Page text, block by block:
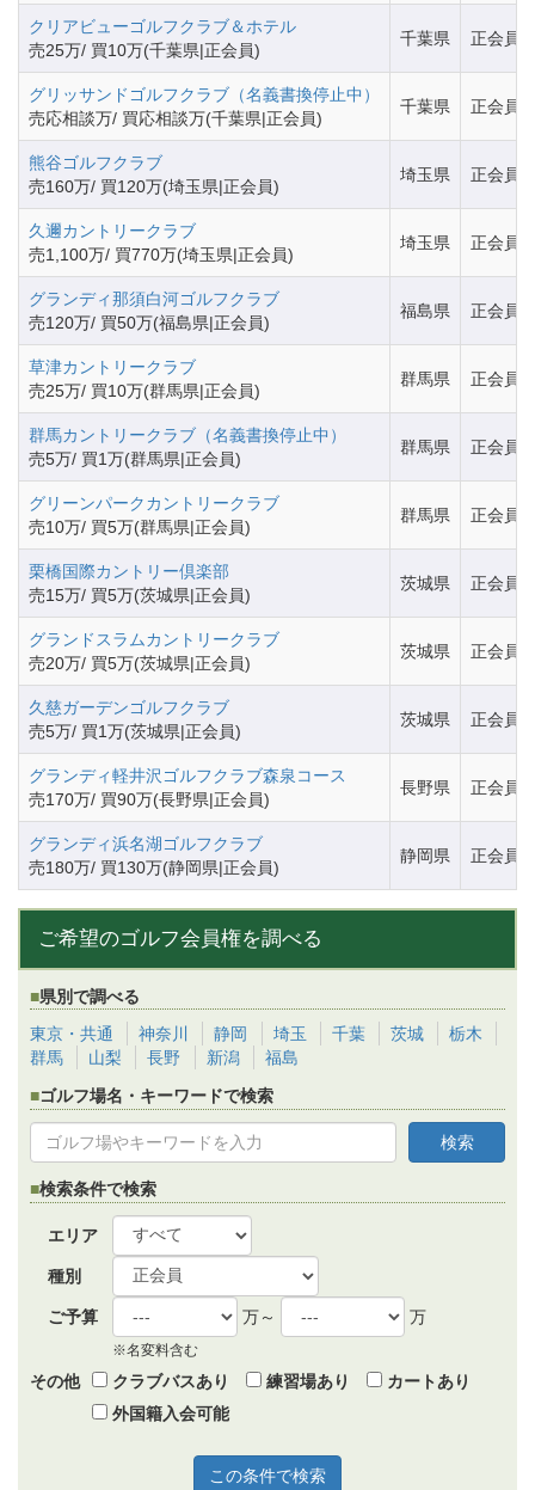
クリアビューゴルフクラブ＆ホテル
売25万/ 買10万(千葉県|正会員)
千葉県 正会員
グリッサンドゴルフクラブ（名義書換停止中）
売応相談万/ 買応相談万(千葉県|正会員)
千葉県 正会員
熊谷ゴルフクラブ
売160万/ 買120万(埼玉県|正会員)
埼玉県 正会員
久邇カントリークラブ
売1,100万/ 買770万(埼玉県|正会員)
埼玉県 正会員
グランディ那須白河ゴルフクラブ
売120万/ 買50万(福島県|正会員)
福島県 正会員
草津カントリークラブ
売25万/ 買10万(群馬県|正会員)
群馬県 正会員
群馬カントリークラブ（名義書換停止中）
売5万/ 買1万(群馬県|正会員)
群馬県 正会員
グリーンパークカントリークラブ
売10万/ 買5万(群馬県|正会員)
群馬県 正会員
栗橋国際カントリー倶楽部
売15万/ 買5万(茨城県|正会員)
茨城県 正会員
グランドスラムカントリークラブ
売20万/ 買5万(茨城県|正会員)
茨城県 正会員
久慈ガーデンゴルフクラブ
売5万/ 買1万(茨城県|正会員)
茨城県 正会員
グランディ軽井沢ゴルフクラブ森泉コース
売170万/ 買90万(長野県|正会員)
長野県 正会員
グランディ浜名湖ゴルフクラブ
売180万/ 買130万(静岡県|正会員)
静岡県 正会員
ご希望のゴルフ会員権を調べる
県別で調べる
東京・共通
神奈川 静岡 埼玉 千葉 茨城
栃木
群馬
山梨 長野 新潟
福島
ゴルフ場名・キーワードで検索
検索条件で検索
エリア
種別
ご予算 万～ 万
※名変料含む
その他 クラブバスあり 練習場あり
カートあり
外国籍入会可能